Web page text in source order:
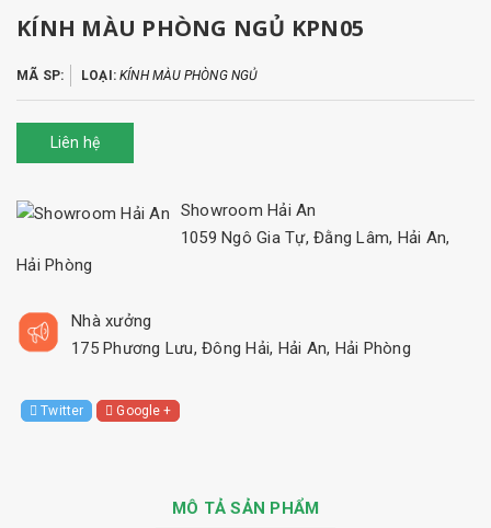
KÍNH MÀU PHÒNG NGỦ KPN05
MÃ SP: LOẠI:KÍNH MÀU PHÒNG NGỦ
Liên hệ
Showroom Hải An
1059 Ngô Gia Tự, Đằng Lâm, Hải An,
Hải Phòng
Nhà xưởng
175 Phương Lưu, Đông Hải, Hải An, Hải Phòng
Twitter Google +
MÔ TẢ SẢN PHẨM